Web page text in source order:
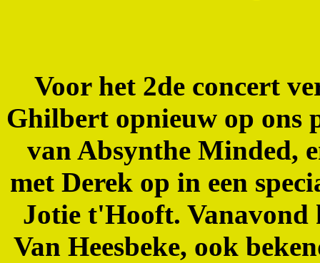
Voor het 2de concert
Ghilbert opnieuw op ons
van Absynthe Minded,
met Derek op in een
Jotie t'Hooft. Vanavond
Van Heesbeke, ook